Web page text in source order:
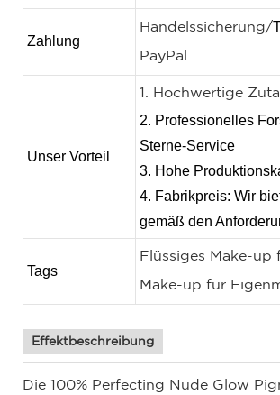
Zahlung
Handelssicherung/
PayPal
Unser Vorteil
1. Hochwertige
2. Professionelles
Sterne-Service
3. Hohe
4. Fabrikpreis: Wir
gemäß den
Tags
Flüssiges Make-up
Make-up für
Effektbeschreibung
Die 100% Perfecting Nude Glow